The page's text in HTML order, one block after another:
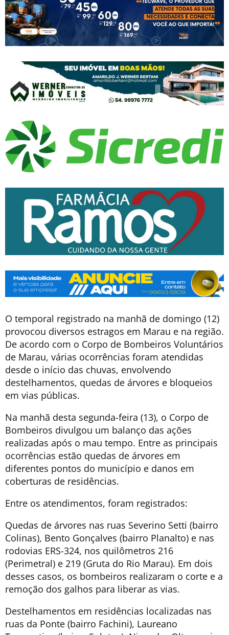
O temporal registrado na manhã de domingo (12)
provocou diversos estragos em Marau e na região.
De acordo com o Corpo de Bombeiros Voluntários
de Marau, várias ocorrências foram atendidas
desde o início das chuvas, envolvendo
destelhamentos, quedas de árvores e bloqueios
em vias públicas.
Na manhã desta segunda-feira (13), o Corpo de
Bombeiros divulgou um balanço das ações
realizadas após o mau tempo. Entre as principais
ocorrências estão quedas de árvores em
diferentes pontos do município e danos em
coberturas de residências.
Entre os atendimentos, foram registrados:
Quedas de árvores nas ruas Severino Setti (bairro
Colinas), Bento Gonçalves (bairro Planalto) e nas
rodovias ERS-324, nos quilômetros 216
(Perimetral) e 219 (Gruta do Rio Marau). Em dois
desses casos, os bombeiros realizaram o corte e a
remoção dos galhos para liberar as vias.
Destelhamentos em residências localizadas nas
ruas da Ponte (bairro Fachini), Laureano